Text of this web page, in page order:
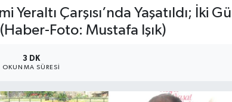
Yeraltı Çarşısı’nda Yaşatıldı; İki
Foto: Mustafa Işık)
3 DK
OKUNMA SÜRESI